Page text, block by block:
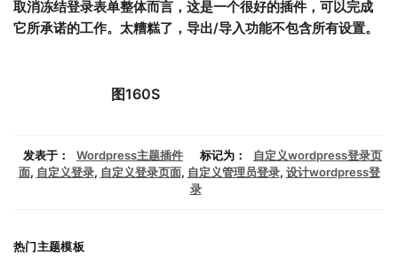
取消冻结登录表单整体而言，这是一个很好的插件，可以完成
它所承诺的工作。太糟糕了，导出/导入功能不包含所有设置。
图160S
发表于： Wordpress主题插件 标记为：
自定义wordpress登录页
面, 自定义登录, 自定义登录页面, 自定义管理员登录, 设计wordpress登
录
热门主题模板